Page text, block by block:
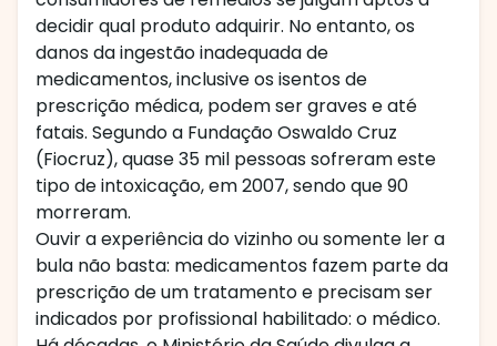
decidir qual produto adquirir. No entanto, os
danos da ingestão inadequada de
medicamentos, inclusive os isentos de
prescrição médica, podem ser graves e até
fatais. Segundo a Fundação Oswaldo Cruz
(Fiocruz), quase 35 mil pessoas sofreram este
tipo de intoxicação, em 2007, sendo que 90
morreram.
Ouvir a experiência do vizinho ou somente ler a
bula não basta: medicamentos fazem parte da
prescrição de um tratamento e precisam ser
indicados por profissional habilitado: o médico.